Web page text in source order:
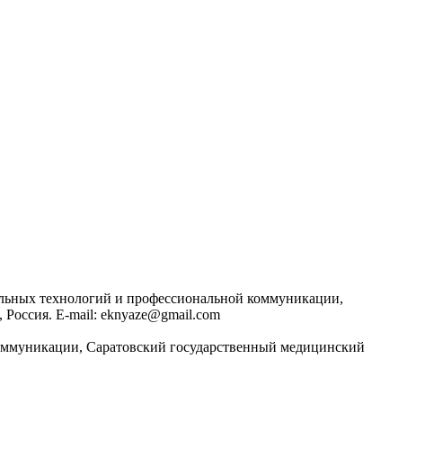
технологий и профессиональной коммуникации,
E-mail: eknyaze@gmail.com
Саратовский государственный медицинский